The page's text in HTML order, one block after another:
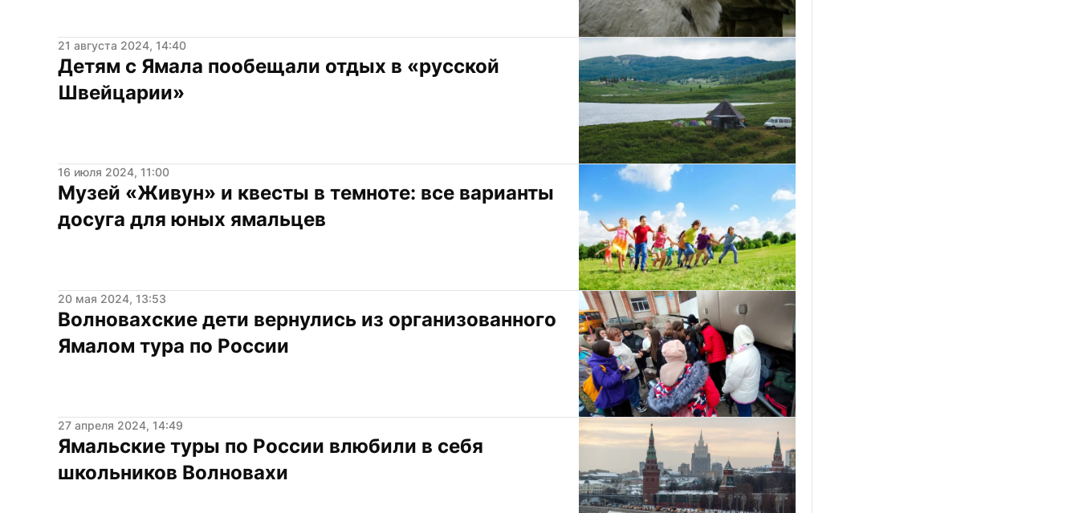
21 августа 2024, 14:40
Детям с Ямала пообещали отдых в «русской
Швейцарии»
16 июля 2024, 11:00
Музей «Живун» и квесты в темноте: все варианты
досуга для юных ямальцев
20 мая 2024, 13:53
Волновахские дети вернулись из организованного
Ямалом тура по России
27 апреля 2024, 14:49
Ямальские туры по России влюбили в себя
школьников Волновахи